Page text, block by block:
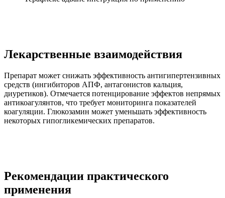
Лекарственные взаимодействия
Препарат может снижать эффективность антигипертензивных
средств (ингибиторов АПФ, антагонистов кальция,
диуретиков). Отмечается потенцирование эффектов непрямых
антикоагулянтов, что требует мониторинга показателей
коагуляции. Глюкозамин может уменьшать эффективность
некоторых гипогликемических препаратов.
Рекомендации практического
применения